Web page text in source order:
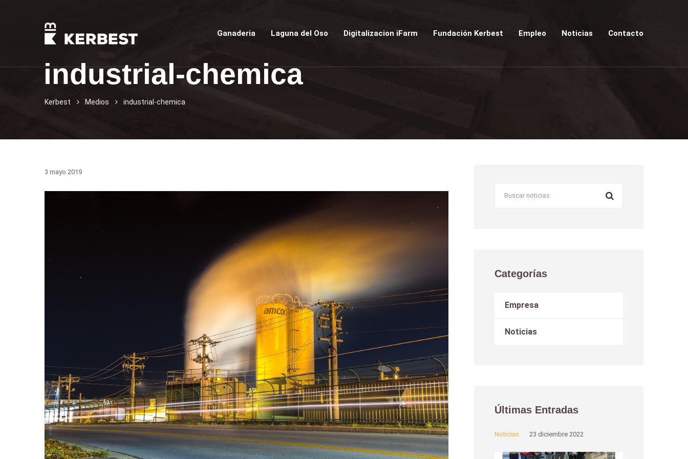
Ganaderia Laguna del Oso Digitalizacion iFarm Fundación Kerbest Empleo Noticias Contacto
industrial-chemica
Kerbest Medios industrial-chemica
3 mayo 2019
Categorías
Empresa
Noticias
Últimas Entradas
Noticias 23 diciembre 2022